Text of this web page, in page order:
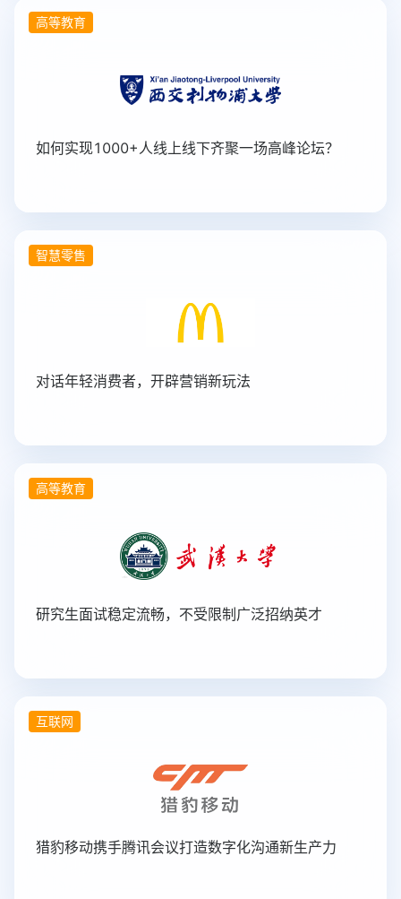
高等教育
如何实现1000+人线上线下齐聚一场高峰论坛？
智慧零售
对话年轻消费者，开辟营销新玩法
高等教育
研究生面试稳定流畅，不受限制广泛招纳英才
互联网
猎豹移动携手腾讯会议打造数字化沟通新生产力